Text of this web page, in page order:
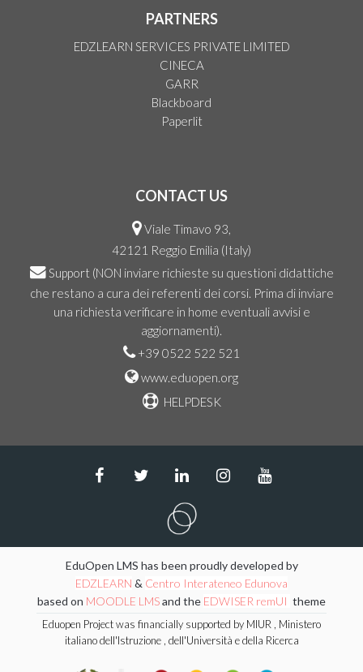
PARTNERS
EDZLEARN SERVICES PRIVATE LIMITED
CINECA
GARR
Blackboard
Paperlit
CONTACT US
Viale Timavo 93,
42121 Reggio Emilia (Italy)
Support (NON inviare richieste su questioni didattiche
che restano a cura dei referenti dei corsi. Prima di inviare
una richiesta verificare in home eventuali avvisi e
aggiornamenti).
+39 0522 522 521
www.eduopen.org
HELPDESK
EduOpen LMS has been proudly developed by
EDZLEARN & Centro Interateneo Edunova
based on MOODLE LMSand the EDWISER remUI theme
Eduopen Project was financially supported by MIUR , Ministero
italiano dell'Istruzione , dell'Università e della Ricerca